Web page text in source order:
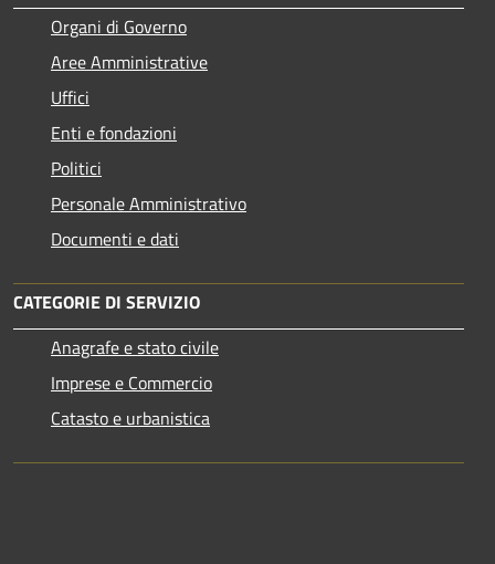
Organi di Governo
Aree Amministrative
Uffici
Enti e fondazioni
Politici
Personale Amministrativo
Documenti e dati
CATEGORIE DI SERVIZIO
Anagrafe e stato civile
Imprese e Commercio
Catasto e urbanistica